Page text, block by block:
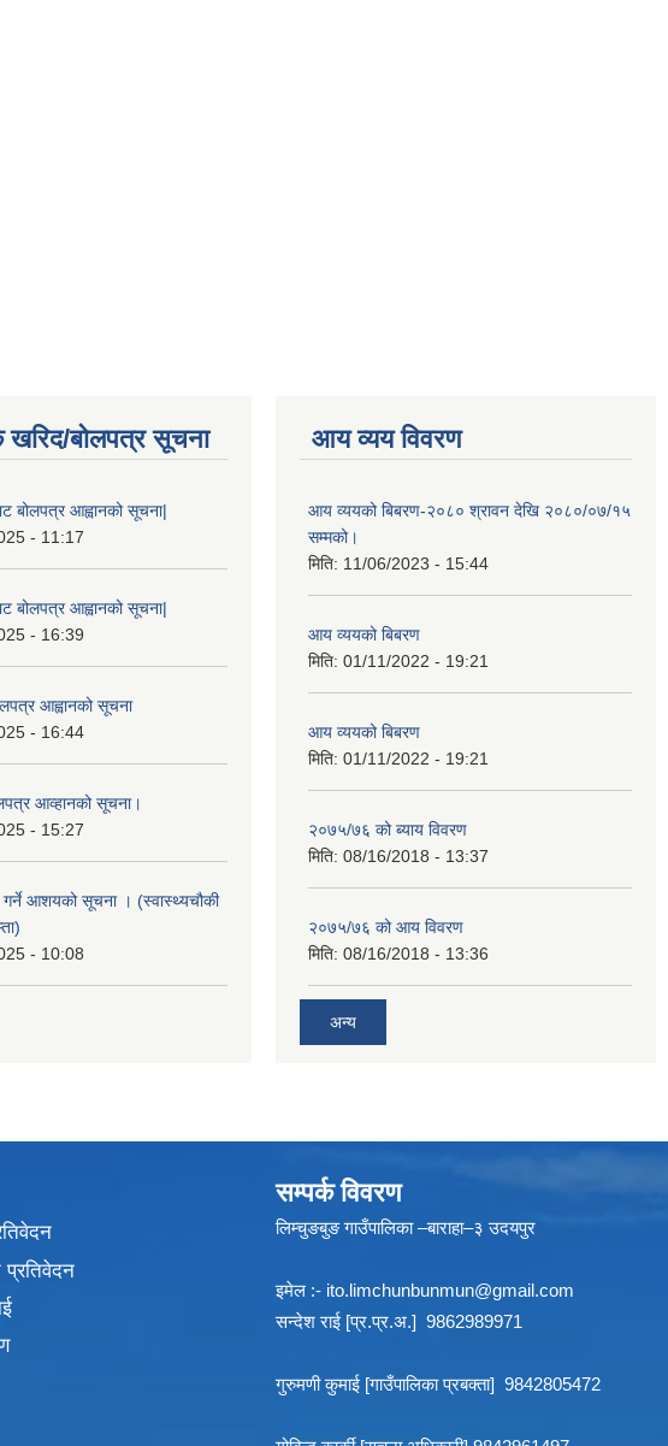
खरिद/बोलपत्र सूचना
बोलपत्र आह्वानको सूचना|
- 11:17
बोलपत्र आह्वानको सूचना|
- 16:39
आह्वानको सूचना
- 16:44
आव्हानको सूचना।
- 15:27
आशयको सूचना । (स्वास्थ्यचौकी
- 10:08
आय व्यय विवरण
आय व्ययको बिबरण-२०८० श्रावन देखि २०८०/०७/१५
सम्मको।
मिति: 11/06/2023 - 15:44
आय व्ययको बिबरण
मिति: 01/11/2022 - 19:21
आय व्ययको बिबरण
मिति: 01/11/2022 - 19:21
२०७५/७६ को ब्याय विवरण
मिति: 08/16/2018 - 13:37
२०७५/७६ को आय विवरण
मिति: 08/16/2018 - 13:36
अन्य
प्रतिवेदन
सम्पर्क विवरण
लिम्चुङबुङ गाउँपालिका –बाराहा–३ उदयपुर
इमेल :- ito.limchunbunmun@gmail.com
सन्देश राई [प्र.प्र.अ.] 9862989971
गुरुमणी कुमाई [गाउँपालिका प्रबक्ता] 9842805472